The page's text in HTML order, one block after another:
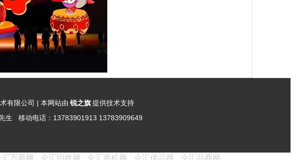
有限公司 | 本网站由 锐之旗 提供技术支持
生 移动电话： 13783901913 13783909649
汇万商网 企汇回收网 企汇商机网 企汇优品网 企汇品商网